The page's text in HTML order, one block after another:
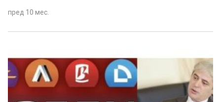
пред 10 мес.